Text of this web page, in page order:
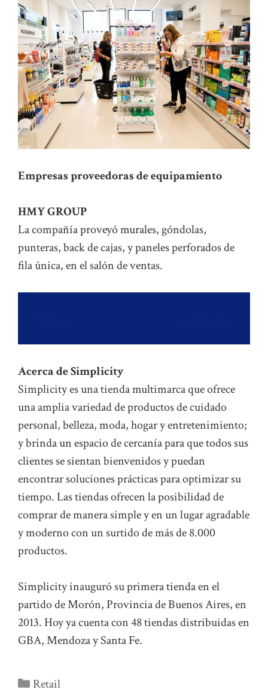
Empresas proveedoras de equipamiento
HMY GROUP
La compañía proveyó murales, góndolas,
punteras, back de cajas, y paneles perforados de
fila única, en el salón de ventas.
Acerca de Simplicity
Simplicity es una tienda multimarca que ofrece
una amplia variedad de productos de cuidado
personal, belleza, moda, hogar y entretenimiento;
y brinda un espacio de cercanía para que todos sus
clientes se sientan bienvenidos y puedan
encontrar soluciones prácticas para optimizar su
tiempo. Las tiendas ofrecen la posibilidad de
comprar de manera simple y en un lugar agradable
y moderno con un surtido de más de 8.000
productos.
Simplicity inauguró su primera tienda en el
partido de Morón, Provincia de Buenos Aires, en
2013. Hoy ya cuenta con 48 tiendas distribuidas en
GBA, Mendoza y Santa Fe.
Categorías
Retail